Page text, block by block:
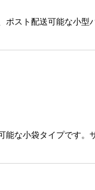
スト配送可能な小
な小袋タイプです